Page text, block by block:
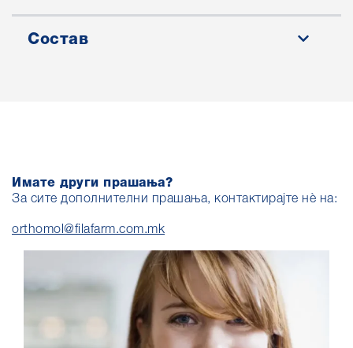
Состав
Имате други прашања?
За сите дополнителни прашања, контактирајте нè на:
orthomol@filafarm.com.mk